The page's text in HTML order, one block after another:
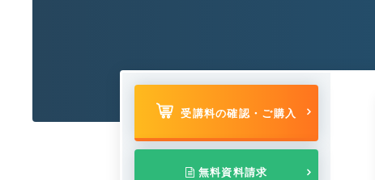
受講料の確認・ご購入
無料資料請求